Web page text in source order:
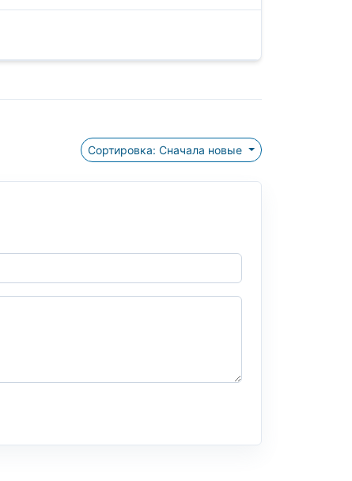
Сортировка: Сначала новые